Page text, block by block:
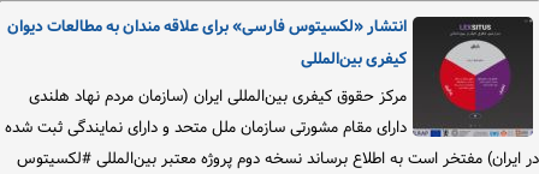
انتشار «لکسیتوس فارسی» برای علاقه مندان به مطالعات دیوان
کیفری بین‌المللی
مرکز حقوق کیفری بین‌المللی ایران (سازمان مردم نهاد هلندی
دارای مقام مشورتی سازمان ملل متحد و دارای نمایندگی ثبت شده
در ایران) مفتخر است به اطلاع برساند نسخه دوم پروژه معتبر بین‌المللی #لکسیتوس